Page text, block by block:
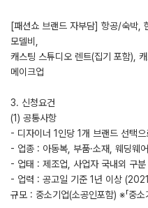
[패션쇼 브랜드 자부담] 항공/숙박,
모델비,
캐스팅 스튜디오 렌트(집기 포함),
메이크업
3. 신청요건
(1) 공통사항
- 디자이너 1인당 1개 브랜드 선택
- 업종 : 아동복, 부품·소재, 웨딩웨
- 업태 : 제조업, 사업자 국내외 구
- 업력 : 공고일 기준 1년 이상
규모 : 중소기업(소공인포함) ※「중